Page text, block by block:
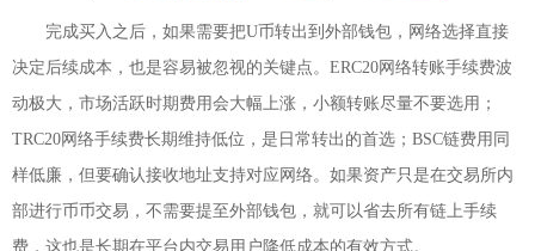
完成买入之后，如果需要把U币转出到外部钱包，网络选择直接
决定后续成本，也是容易被忽视的关键点。ERC20网络转账手续费波
动极大，市场活跃时期费用会大幅上涨，小额转账尽量不要选用；
TRC20网络手续费长期维持低位，是日常转出的首选；BSC链费用同
样低廉，但要确认接收地址支持对应网络。如果资产只是在交易所内
部进行币币交易，不需要提至外部钱包，就可以省去所有链上手续
费，这也是长期在平台内交易用户降低成本的有效方式。